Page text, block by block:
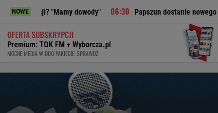
NOWEdowody" Papszun dostanie nowego napastnika.
OFERTA SUBSKRYPCJI
Premium: TOK FM + Wyborcza.pl
MOCNE MEDIA W DUO PAKIECIE. SPRAWDŹ